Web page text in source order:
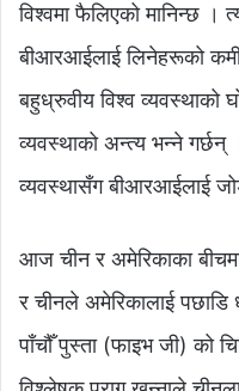
विश्वमा फैलिएको मानिन्छ ।
बीआरआईलाई लिनेहरूको
बहुध्रुवीय विश्व व्यवस्थाको
व्यवस्थाको अन्त्य भन्ने गर्छन्
व्यवस्थासँग बीआरआईलाई
आज चीन र अमेरिकाका
र चीनले अमेरिकालाई
पाँचौँ पुस्ता (फाइभ जी) को